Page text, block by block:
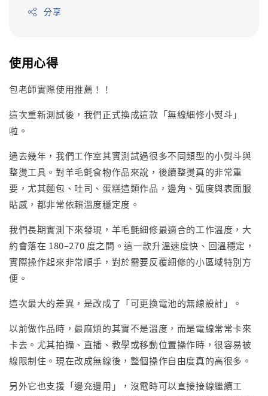
分享
使用心得
包老師實際使用推薦！！
這次重新測試後，我們正式換成這款「無線細修小熨斗」
啦。
過去幾年，我們工作室其實測試過很多不同類型的小熨斗與
整燙工具。對羊毛氈食物作品來說，後續整燙真的非常重
要，尤其麵包、吐司、蛋糕這類作品，邊角、弧度與表面服
貼感，都非常依賴溫度穩定度。
我們長期實測下來發現，羊毛氈細修最適合的工作溫度，大
約會落在 180–270 度之間。這一款升溫速度快、回溫穩定，
實際操作起來非常順手，對於需要反覆細修的小區域特別方
便。
這次最大的差異，是改成了「可更換電池的無線設計」。
以前做作品時，最麻煩的其實不是溫度，而是電線常常卡來
卡去。尤其拍攝、直播、教學或移動位置操作時，很容易被
線限制住。現在改成無線後，整個操作自由度真的高很多。
另外它也支援「邊充邊用」，沒電時可以直接接線繼續工